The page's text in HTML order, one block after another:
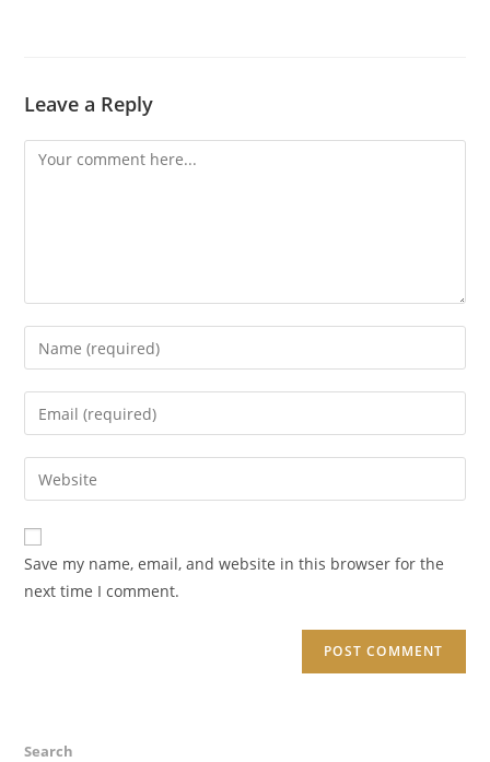
Leave a Reply
Comment
Enter
your
name
comment
Enter
your
email
address
comment
Enter
your
website
URL
(optional)
Save my name, email, and website in this browser for the
next time I comment.
Search